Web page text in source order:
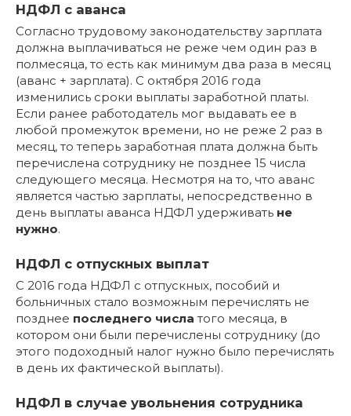
НДФЛ с аванса
Согласно трудовому законодательству зарплата
должна выплачиваться не реже чем один раз в
полмесяца, то есть как минимум два раза в месяц
(аванс + зарплата). С октября 2016 года
изменились сроки выплаты заработной платы.
Если ранее работодатель мог выдавать ее в
любой промежуток времени, но не реже 2 раз в
месяц, то теперь заработная плата должна быть
перечислена сотруднику не позднее 15 числа
следующего месяца. Несмотря на то, что аванс
является частью зарплаты, непосредственно в
день выплаты аванса НДФЛ удерживать не
нужно.
НДФЛ с отпускных выплат
С 2016 года НДФЛ с отпускных, пособий и
больничных стало возможным перечислять не
позднее последнего числа того месяца, в
котором они были перечислены сотруднику (до
этого подоходный налог нужно было перечислять
в день их фактической выплаты).
НДФЛ в случае увольнения сотрудника